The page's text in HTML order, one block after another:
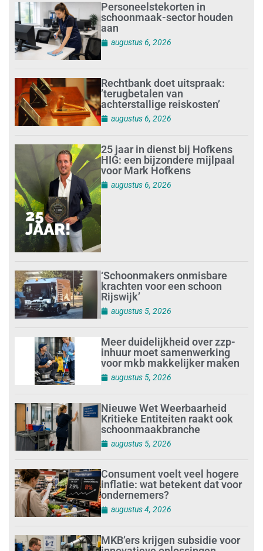
Personeelstekorten in
schoonmaak-sector houden
aan
augustus 6, 2026
Rechtbank doet uitspraak:
’terugbetalen van
achterstallige reiskosten’
augustus 6, 2026
25 jaar in dienst bij Hofkens
HIG: een bijzondere mijlpaal
voor Mark Hofkens
augustus 6, 2026
‘Schoonmakers onmisbare
krachten voor een schoon
Rijswijk’
augustus 5, 2026
Meer duidelijkheid over zzp-
inhuur moet samenwerking
voor mkb makkelijker maken
augustus 5, 2026
Nieuwe Wet Weerbaarheid
Kritieke Entiteiten raakt ook
schoonmaakbranche
augustus 5, 2026
Consument voelt veel hogere
inflatie: wat betekent dat voor
ondernemers?
augustus 4, 2026
MKB’ers krijgen subsidie voor